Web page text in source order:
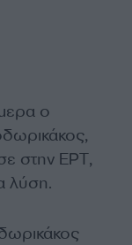
ο
στην ΕΡΤ,
λύση.